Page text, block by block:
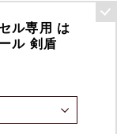
ル専用 は
ル 剣盾